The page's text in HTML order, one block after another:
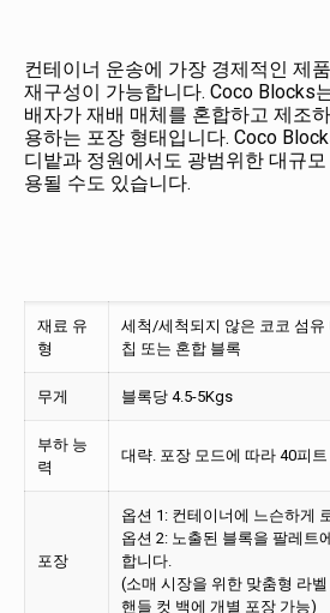
컨테이너 운송에 가장 경제적인 제
재구성이 가능합니다. Coco Blocks
배자가 재배 매체를 혼합하고 제조
용하는 포장 형태입니다. Coco
디밭과 정원에서도 광범위한 대규
용될 수도 있습니다.
재료 유
형
세척/세척되지 않은 코코 섬유
칩 또는 혼합 블록
무게 블록당 4.5-5Kgs
부하 능
력
대략. 포장 모드에 따라 40피
포장
옵션 1: 컨테이너에 느슨하게
옵션 2: 노출된 블록을 팔레트
합니다.
(소매 시장을 위한 맞춤형 라
핸들 컷 백에 개별 포장 가능)